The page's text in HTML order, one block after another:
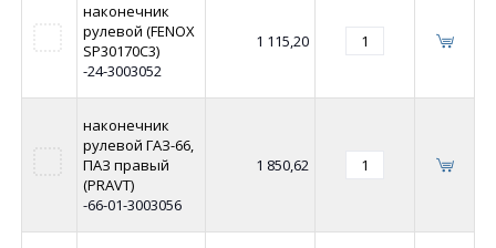
наконечник
рулевой (FENOX
SP30170C3)
-24-3003052
1 115,20
наконечник
рулевой ГАЗ-66,
ПАЗ правый
(PRAVT)
-66-01-3003056
1 850,62